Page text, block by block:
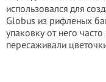
использовался для
Globus из рифленых
упаковку от него
пересаживали